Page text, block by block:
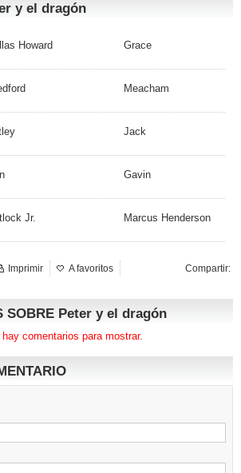
y el dragón
Howard Grace
Meacham
Jack
Gavin
Jr. Marcus Henderson
Compartir:
Imprimir
A favoritos
SOBRE Peter y el dragón
hay comentarios para mostrar.